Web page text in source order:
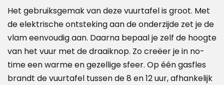
Het gebruiksgemak van deze vuurtafel is groot. Met
de elektrische ontsteking aan de onderzijde zet je de
vlam eenvoudig aan. Daarna bepaal je zelf de hoogte
van het vuur met de draaiknop. Zo creëer je in no-
time een warme en gezellige sfeer. Op één gasfles
brandt de vuurtafel tussen de 8 en 12 uur, afhankelijk